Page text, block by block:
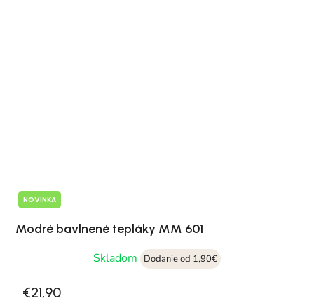
NOVINKA
Modré bavlnené tepláky MM 601
Skladom
Dodanie od 1,90€
€21,90